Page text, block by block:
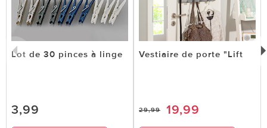
Lot de 30 pinces à linge
3,99
Vestiaire de porte "Lift
29,99 19,99